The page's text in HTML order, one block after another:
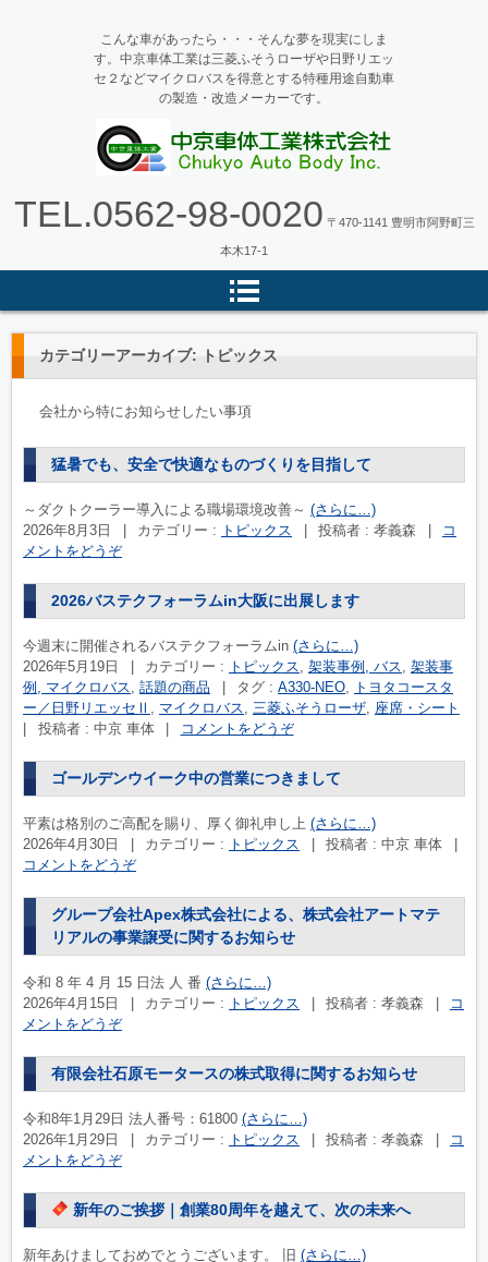
体工業
こんな車があったら・・・そんな夢を現実にしま
す。中京車体工業は三菱ふそうローザや日野リエッ
セ２などマイクロバスを得意とする特種用途自動車
の製造・改造メーカーです。
TEL.0562-98-0020 〒470-1141 豊明市阿野町三
本木17-1
カテゴリーアーカイブ: トピックス
会社から特にお知らせしたい事項
猛暑でも、安全で快適なものづくりを目指して
～ダクトクーラー導入による職場環境改善～ (さらに…)
2026年8月3日
カテゴリー : トピックス 投稿者 : 孝義森
コ
メントをどうぞ
2026バステクフォーラムin大阪に出展します
今週末に開催されるバステクフォーラムin (さらに…)
2026年5月19日
カテゴリー : トピックス, 架装事例, バス, 架装事
例, マイクロバス, 話題の商品 タグ : A330-NEO, トヨタコースタ
ー／日野リエッセⅡ , マイクロバス, 三菱ふそうローザ, 座席・シート
投稿者 : 中京 車体 コメントをどうぞ
ゴールデンウイーク中の営業につきまして
平素は格別のご高配を賜り、厚く御礼申し上 (さらに…)
2026年4月30日
カテゴリー : トピックス 投稿者 : 中京 車体
コメントをどうぞ
グループ会社Apex株式会社による、株式会社アートマテ
リアルの事業譲受に関するお知らせ
令和 8 年 4 ⽉ 15 ⽇法 ⼈ 番 (さらに…)
2026年4月15日
カテゴリー : トピックス 投稿者 : 孝義森
コ
メントをどうぞ
有限会社石原モータースの株式取得に関するお知らせ
令和8年1月29日 法人番号：61800 (さらに…)
2026年1月29日
カテゴリー : トピックス 投稿者 : 孝義森
コ
メントをどうぞ
新年のご挨拶｜創業80周年を越えて、次の未来へ
新年あけましておめでとうございます。 旧 (さらに…)